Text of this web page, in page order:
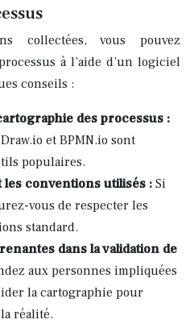
collectées, vous pouvez
à l’aide d’un logiciel
conseils :
des processus :
et BPMN.io sont
populaires.
conventions utilisés : Si
vous de respecter les
standard.
dans la validation de
aux personnes impliquées
la cartographie pour
réalité.